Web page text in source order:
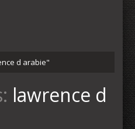
d arabie"
lawrence d